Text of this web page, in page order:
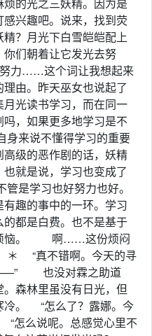
兴趣吧。说来，找到荧
？月光下白雪皑皑配上
们朝着让它发光去努
力……这个词让我想起来
由。昨天巫女也说起了
光读书学习，而在同一
，如果更多地学习是不
来说不懂得学习的重要
级的恶作剧的话，妖精
就是说，学习也变成了
学习也好努力也好。
趣的事中的一环。学习
都是白费。也不是基于
烦恼。 啊……这份烦闷
＊ “真不错啊。今天的寻
也没对霖之助道
森林里虽没有日光，但
冷。 “怎么了？露娜。今
怎么说呢。总感觉心里不